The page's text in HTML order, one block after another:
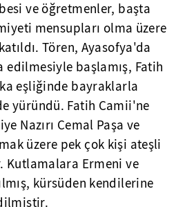
ve öğretmenler, başta
mensupları olma üzere
Tören, Ayasofya'da
edilmesiyle başlamış, Fatih
eşliğinde bayraklarla
yüründü. Fatih Camii'ne
Nazırı Cemal Paşa ve
üzere pek çok kişi ateşli
Kutlamalara Ermeni ve
kürsüden kendilerine